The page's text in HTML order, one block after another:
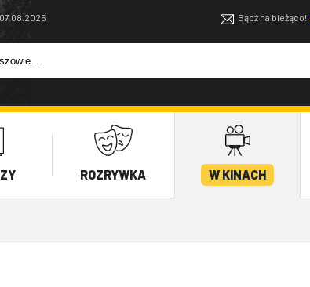
Bądź na bieżąco!
ROZRYWKA W KINACH